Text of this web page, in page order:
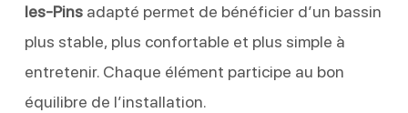
les-Pinsadapté permet de bénéficier d’un bassin
plus stable, plus confortable et plus simple à
entretenir. Chaque élément participe au bon
équilibre de l’installation.